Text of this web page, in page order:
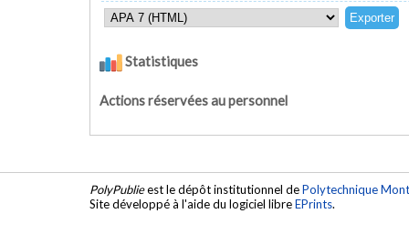
Statistiques
Actions réservées au personnel
PolyPublieest le dépôt institutionnel dePolytechnique
Site développé à l'aide du logiciel libreEPrints.